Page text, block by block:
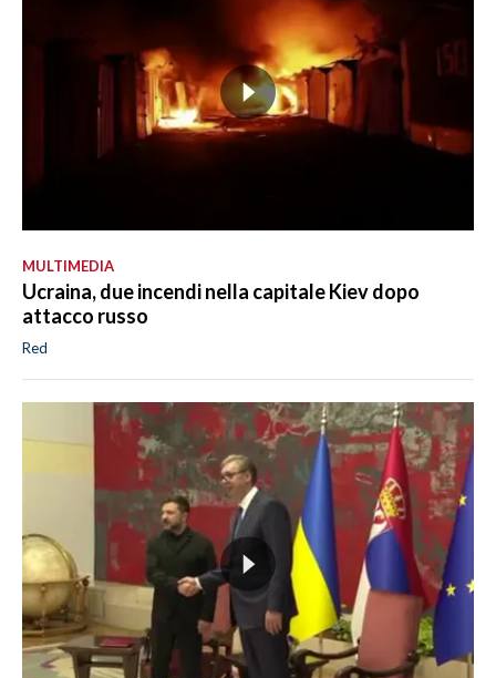
MULTIMEDIA
Ucraina, due incendi nella capitale Kiev dopo
attacco russo
Red